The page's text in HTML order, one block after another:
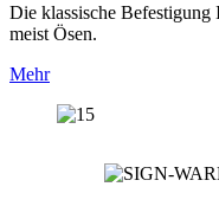
Die klassische
meist Ösen.
Mehr